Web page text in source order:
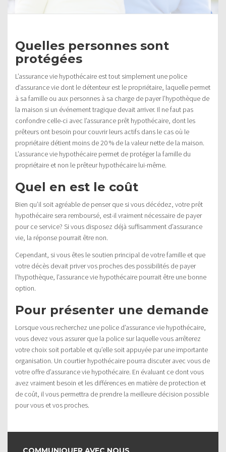
Quelles personnes sont
protégées
L’assurance vie hypothécaire est tout simplement une police
d’assurance vie dont le détenteur est le propriétaire, laquelle permet
à sa famille ou aux personnes à sa charge de payer l’hypothèque de
la maison si un événement tragique devait arriver. Il ne faut pas
confondre celle-ci avec l’assurance prêt hypothécaire, dont les
prêteurs ont besoin pour couvrir leurs actifs dans le cas où le
propriétaire détient moins de 20 % de la valeur nette de la maison.
L’assurance vie hypothécaire permet de protéger la famille du
propriétaire et non le prêteur hypothécaire lui-même.
Quel en est le coût
Bien qu’il soit agréable de penser que si vous décédez, votre prêt
hypothécaire sera remboursé, est-il vraiment nécessaire de payer
pour ce service? Si vous disposez déjà suffisamment d’assurance
vie, la réponse pourrait être non.
Cependant, si vous êtes le soutien principal de votre famille et que
votre décès devait priver vos proches des possibilités de payer
l’hypothèque, l’assurance vie hypothécaire pourrait être une bonne
option.
Pour présenter une demande
Lorsque vous recherchez une police d’assurance vie hypothécaire,
vous devez vous assurer que la police sur laquelle vous arrêterez
votre choix soit portable et qu’elle soit appuyée par une importante
organisation. Un courtier hypothécaire pourra discuter avec vous de
votre offre d’assurance vie hypothécaire. En évaluant ce dont vous
avez vraiment besoin et les différences en matière de protection et
de coût, il vous permettra de prendre la meilleure décision possible
pour vous et vos proches.